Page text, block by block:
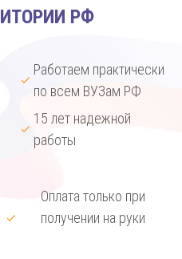
РФ
Работаем практически
по всем ВУЗам РФ
15 лет надежной
работы
Оплата только при
получении на руки